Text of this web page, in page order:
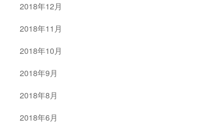
2018年12月
2018年11月
2018年10月
2018年9月
2018年8月
2018年6月